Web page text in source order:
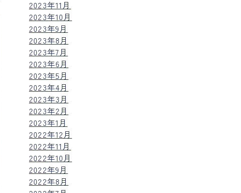
2023年11月
2023年10月
2023年9月
2023年8月
2023年7月
2023年6月
2023年5月
2023年4月
2023年3月
2023年2月
2023年1月
2022年12月
2022年11月
2022年10月
2022年9月
2022年8月